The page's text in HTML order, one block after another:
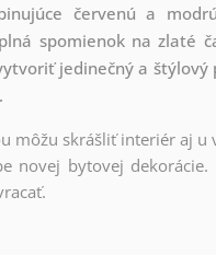
červenú a
spomienok na zlaté
jedinečný a
môžu skrášliť interiér aj
novej bytovej